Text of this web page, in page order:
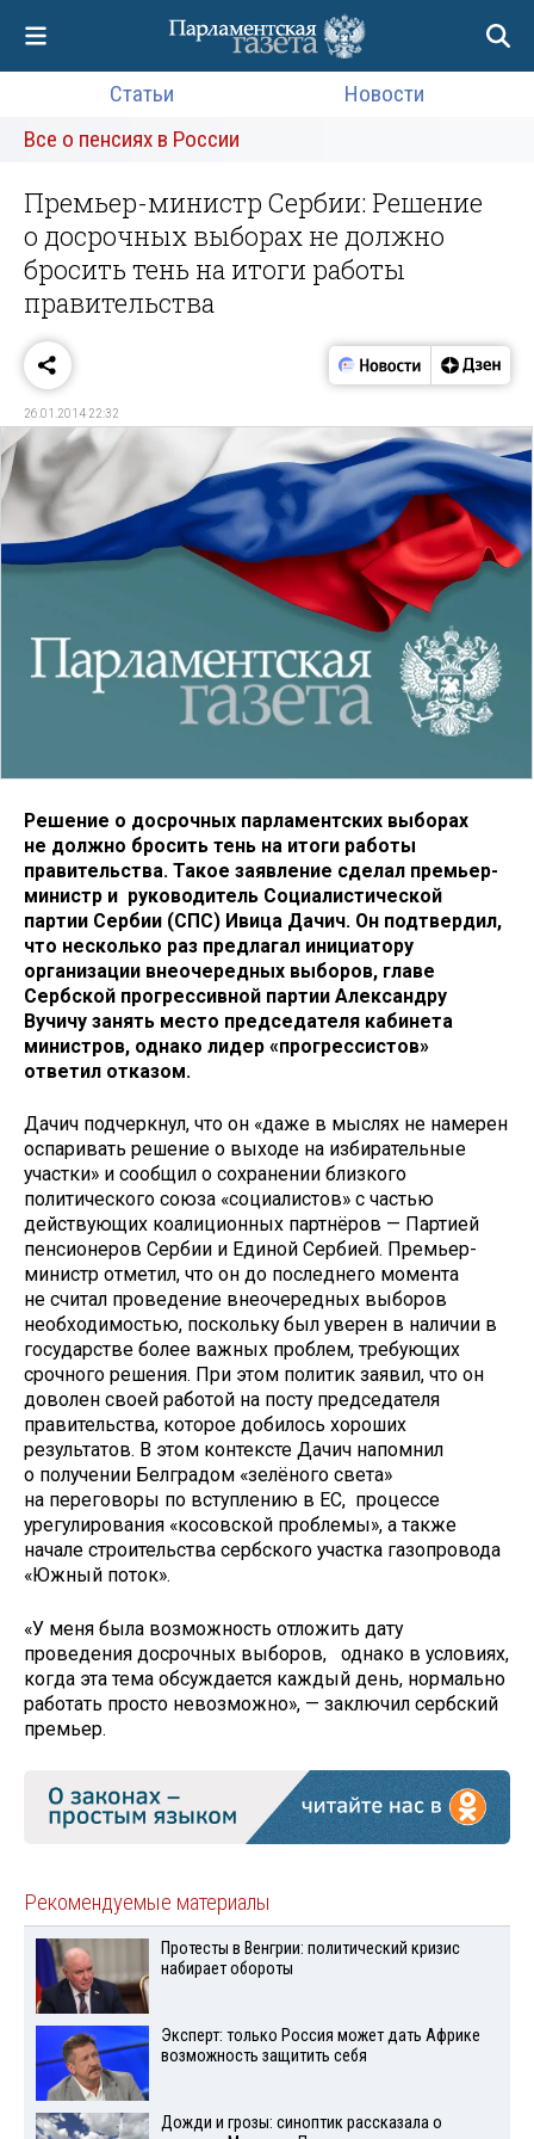
Статьи
Новости
Все о пенсиях в России
Премьер-министр Сербии: Решение
о досрочных выборах не должно
бросить тень на итоги работы
правительства
26.01.2014 22:32
Решение о досрочных парламентских выборах
не должно бросить тень на итоги работы
правительства. Такое заявление сделал премьер-
министр и руководитель Социалистической
партии Сербии (СПС) Ивица Дачич. Он подтвердил,
что несколько раз предлагал инициатору
организации внеочередных выборов, главе
Сербской прогрессивной партии Александру
Вучичу занять место председателя кабинета
министров, однако лидер «прогрессистов»
ответил отказом.
Дачич подчеркнул, что он «даже в мыслях не намерен
оспаривать решение о выходе на избирательные
участки» и сообщил о сохранении близкого
политического союза «социалистов» с частью
действующих коалиционных партнёров — Партией
пенсионеров Сербии и Единой Сербией. Премьер-
министр отметил, что он до последнего момента
не считал проведение внеочередных выборов
необходимостью, поскольку был уверен в наличии в
государстве более важных проблем, требующих
срочного решения. При этом политик заявил, что он
доволен своей работой на посту председателя
правительства, которое добилось хороших
результатов. В этом контексте Дачич напомнил
о получении Белградом «зелёного света»
на переговоры по вступлению в ЕС, процессе
урегулирования «косовской проблемы», а также
начале строительства сербского участка газопровода
«Южный поток».
«У меня была возможность отложить дату
проведения досрочных выборов, однако в условиях,
когда эта тема обсуждается каждый день, нормально
работать просто невозможно», — заключил сербский
премьер.
Рекомендуемые материалы
Протесты в Венгрии: политический кризис
набирает обороты
Эксперт: только Россия может дать Африке
возможность защитить себя
Дожди и грозы: синоптик рассказала о